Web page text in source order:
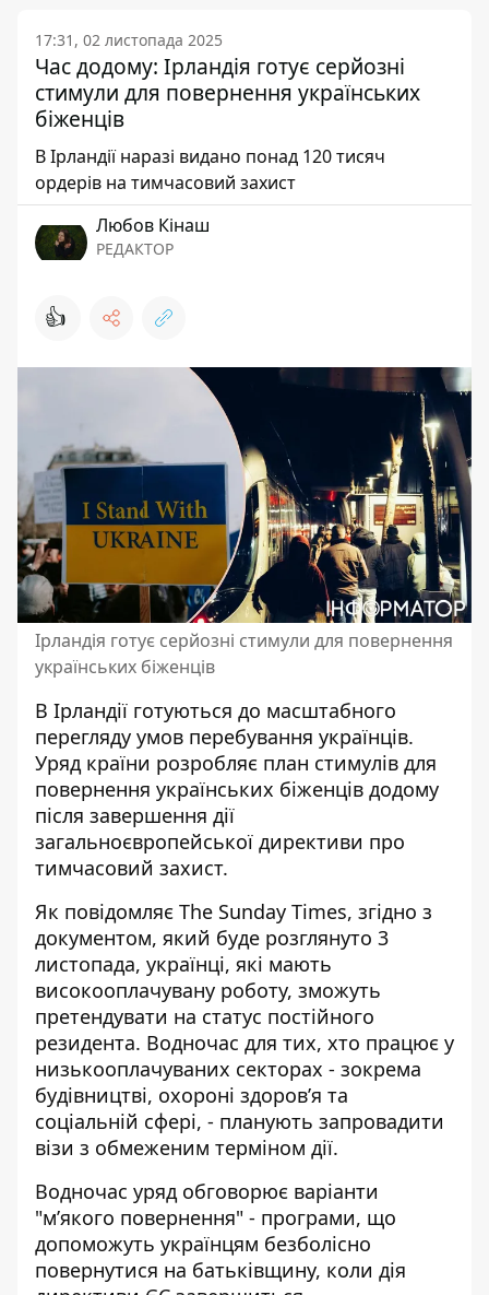
17:31, 02 листопада 2025
Час додому: Ірландія готує серйозні
стимули для повернення українських
біженців
В Ірландії наразі видано понад 120 тисяч
ордерів на тимчасовий захист
Любов Кінаш
РЕДАКТОР
👍
Ірландія готує серйозні стимули для повернення
українських біженців
В Ірландії готуються до масштабного
перегляду умов перебування українців.
Уряд країни розробляє план стимулів для
повернення українських біженців додому
після завершення дії
загальноєвропейської директиви про
тимчасовий захист.
Як повідомляє The Sunday Times, згідно з
документом, який буде розглянуто 3
листопада, українці, які мають
високооплачувану роботу, зможуть
претендувати на статус постійного
резидента. Водночас для тих, хто працює у
низькооплачуваних секторах - зокрема
будівництві, охороні здоров’я та
соціальній сфері, - планують запровадити
візи з обмеженим терміном дії.
Водночас уряд обговорює варіанти
"м’якого повернення" - програми, що
допоможуть українцям безболісно
повернутися на батьківщину, коли дія